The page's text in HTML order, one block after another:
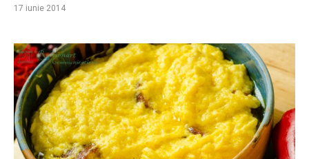
17 iunie 2014